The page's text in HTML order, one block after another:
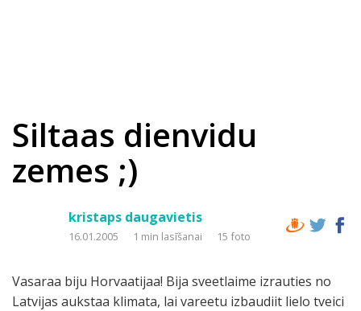
Siltaas dienvidu
zemes ;)
kristaps daugavietis
16.01.2005 1 min lasīšanai 15 foto
Vasaraa biju Horvaatijaa! Bija sveetlaime izrauties no
Latvijas aukstaa klimata, lai vareetu izbaudiit lielo tveici